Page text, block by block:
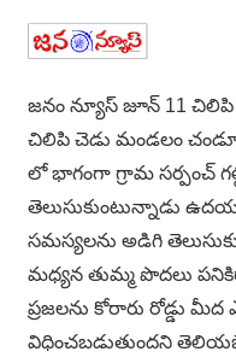
జనం న్యూస్ జూన్ 11
చిలిపి చెడు మండలం
లో భాగంగా గ్రామ సర్పంచ్
తెలుసుకుంటున్నాడు
సమస్యలను అడిగి
మధ్యన తుమ్మ పొదలు
ప్రజలను కోరారు రోడ్డు
విధించబడుతుందని